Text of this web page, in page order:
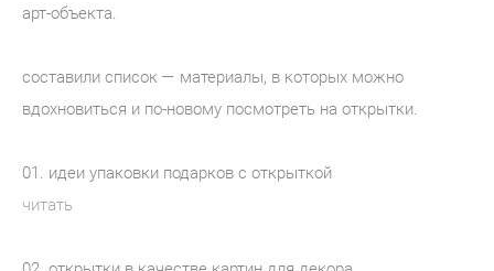
арт-объекта.
составили список — материалы, в которых можно
вдохновиться и по-новому посмотреть на открытки.
01. идеи упаковки подарков с открыткой
читать